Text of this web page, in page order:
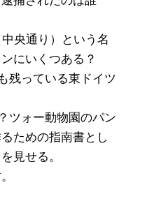
央通り）という名
にいくつある？
残っている東ドイツ
ツォー動物園のパン
ための指南書とし
見せる。